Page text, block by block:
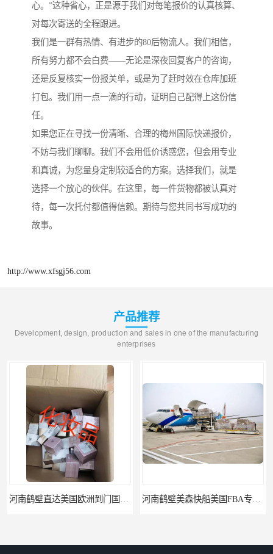
心。”这种省心，正是源于我们对每笔报价的认真核算、
对每次寄送的全程跟进。
我们是一群有热情、有进步的80后物流人。我们相信，
所有努力都不会白费——无论是深夜回复客户的咨询，
还是反复核实一份报关单，或是为了赶时效在仓库加班
打包。我们用一点一滴的行动，证明自己配得上这份信
任。
如果您正在寻找一份清晰、合理的梅州国际快递报价，
不妨与我们聊聊。我们不会用低价诱惑您，但会用专业
和真诚，为您量身定制较适合的方案。选择我们，就是
选择一个放心的伙伴。在这里，每一件货物都被认真对
待，每一次托付都值得信赖。期待与您共同书写成功的
故事。
http://www.xfsgj56.com
产品推荐
Development, design, production and sales in one of the manufacturing
enterprises